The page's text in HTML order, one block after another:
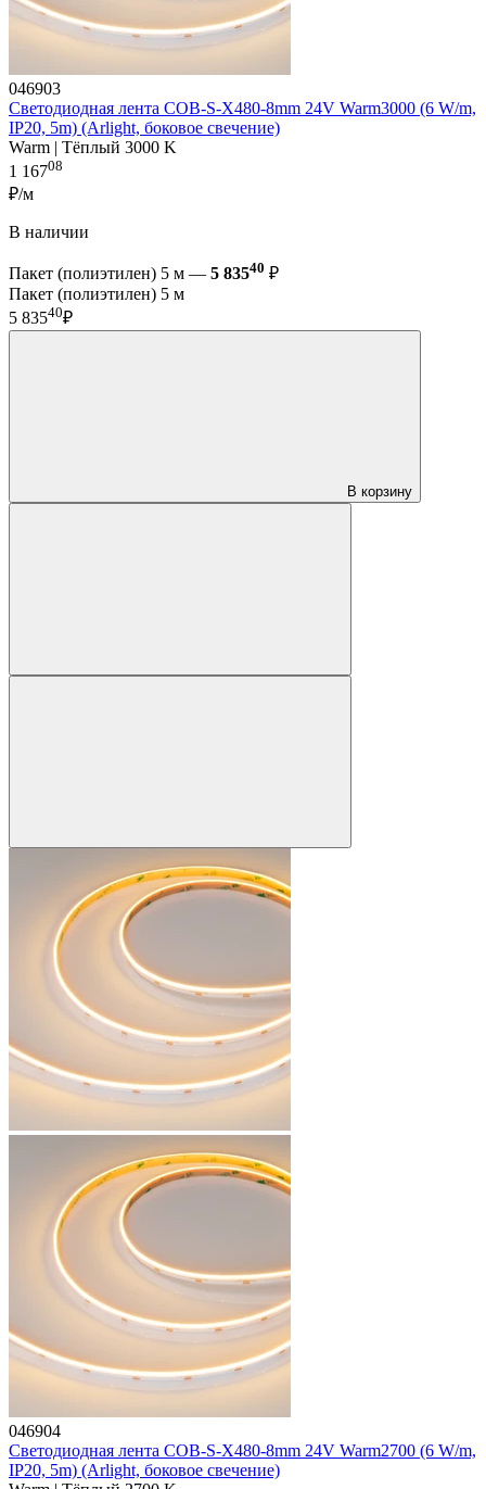
046903
Светодиодная лента COB-S-X480-8mm 24V Warm3000 (6 W/m,
IP20, 5m) (Arlight, боковое свечение)
Warm | Тёплый 3000 K
1 16708
₽/м
В наличии
Пакет (полиэтилен) 5 м — 5 83540 ₽
Пакет (полиэтилен) 5 м
5 83540₽
В корзину
046904
Светодиодная лента COB-S-X480-8mm 24V Warm2700 (6 W/m,
IP20, 5m) (Arlight, боковое свечение)